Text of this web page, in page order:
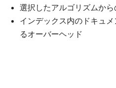
選択したアルゴリズムか
インデックス内のドキュ
るオーバーヘッド